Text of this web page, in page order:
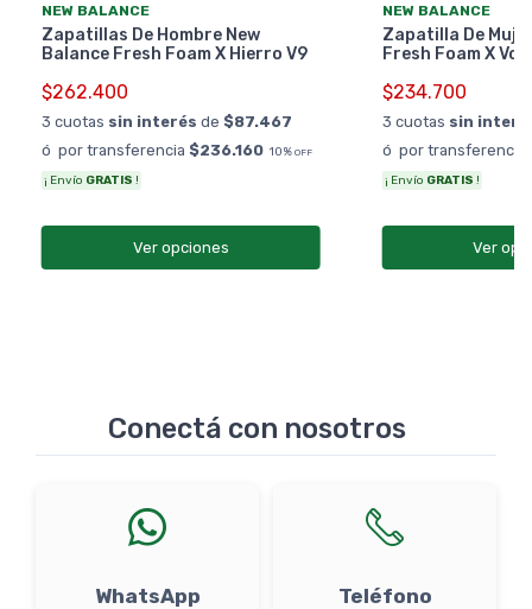
NEW BALANCE
Zapatillas De Hombre New
Balance Fresh Foam X Hierro V9
$262.400
3 cuotas sin interés de $87.467
ó por transferencia $236.160 10% OFF
¡ Envío GRATIS !
Ver opciones
NEW BALANCE
Zapatilla De
Fresh Foam X
$234.700
3 cuotas sin
ó por transferencia
¡ Envío GRATIS !
Ver
Conectá con nosotros
WhatsApp Teléfono